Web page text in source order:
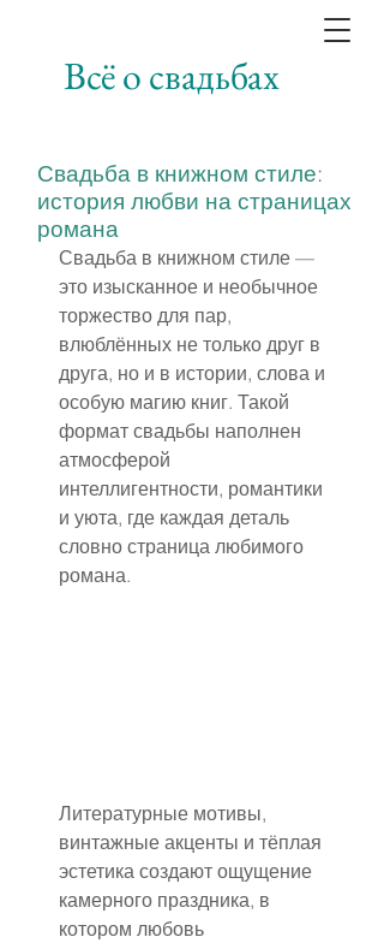
Всё о свадьбах
Свадьба в книжном стиле:
история любви на страницах
романа
Свадьба в книжном стиле —
это изысканное и необычное
торжество для пар,
влюблённых не только друг в
друга, но и в истории, слова и
особую магию книг. Такой
формат свадьбы наполнен
атмосферой
интеллигентности, романтики
и уюта, где каждая деталь
словно страница любимого
романа.
Литературные мотивы,
винтажные акценты и тёплая
эстетика создают ощущение
камерного праздника, в
котором любовь